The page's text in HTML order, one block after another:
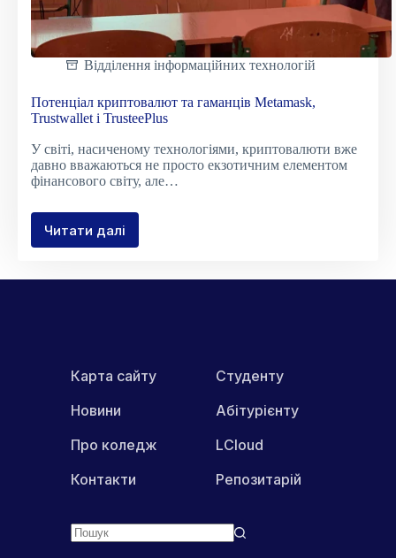
Відділення інформаційних технологій
Потенціал криптовалют та гаманців Metamask,
Trustwallet і TrusteePlus
У світі, насиченому технологіями, криптовалюти вже
давно вважаються не просто екзотичним елементом
фінансового світу, але…
Читати далі
Потенціал
Карта сайту
Новини
Про коледж
Контакти
Студенту
Абітурієнту
LCloud
Репозитарій